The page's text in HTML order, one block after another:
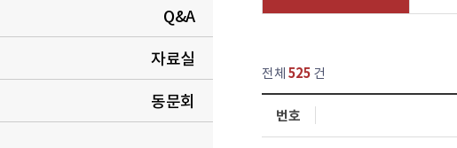
Q&A
자료실
동문회
전체525건
번호